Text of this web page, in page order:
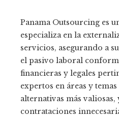
Panama Outsourcing es
especializa en la
servicios, asegurando a
el pasivo laboral
financieras y legales
expertos en áreas y
alternativas más valiosas,
contrataciones